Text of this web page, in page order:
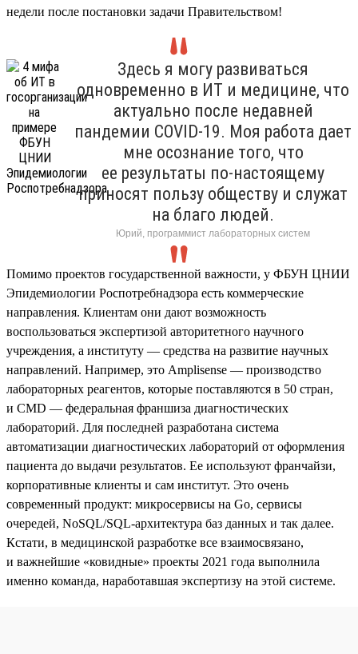
недели после постановки задачи Правительством!
Здесь я могу развиваться
одновременно в ИТ и медицине, что
актуально после недавней
пандемии COVID-19. Моя работа дает
мне осознание того, что
ее результаты по-настоящему
приносят пользу обществу и служат
на благо людей.
Юрий, программист лабораторных систем
Помимо проектов государственной важности, у ФБУН ЦНИИ
Эпидемиологии Роспотребнадзора есть коммерческие
направления. Клиентам они дают возможность
воспользоваться экспертизой авторитетного научного
учреждения, а институту — средства на развитие научных
направлений. Например, это Amplisense — производство
лабораторных реагентов, которые поставляются в 50 стран,
и CMD — федеральная франшиза диагностических
лабораторий. Для последней разработана система
автоматизации диагностических лабораторий от оформления
пациента до выдачи результатов. Ее используют франчайзи,
корпоративные клиенты и сам институт. Это очень
современный продукт: микросервисы на Go, сервисы
очередей, NoSQL/SQL-архитектура баз данных и так далее.
Кстати, в медицинской разработке все взаимосвязано,
и важнейшие «ковидные» проекты 2021 года выполнила
именно команда, наработавшая экспертизу на этой системе.